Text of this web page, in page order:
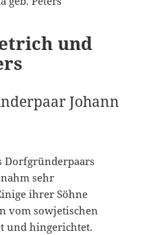
und
Johann
Dorfgründerpaars
sehr
ihrer Söhne
vom sowjetischen
und hingerichtet.